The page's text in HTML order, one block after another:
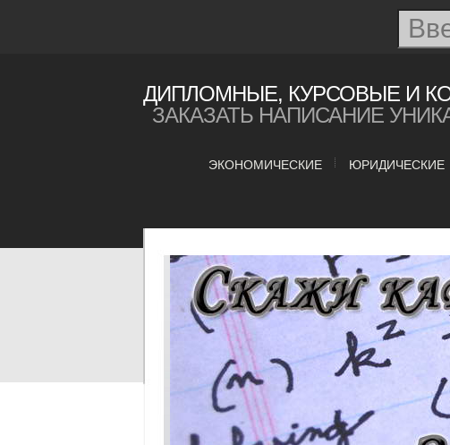
ДИПЛОМНЫЕ, КУРСОВЫЕ И
ЗАКАЗАТЬ НАПИСАНИЕ
ЭКОНОМИЧЕСКИЕ ЮРИДИЧЕСКИЕ